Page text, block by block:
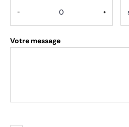
- +
Votre message